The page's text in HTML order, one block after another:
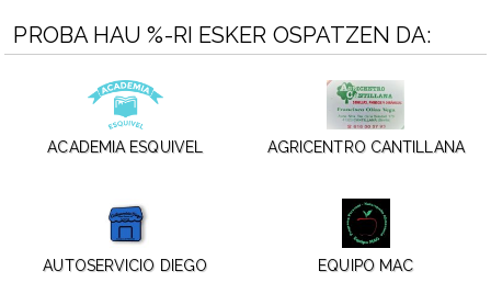
PROBA HAU %-RI ESKER OSPATZEN DA:
ACADEMIA ESQUIVEL AGRICENTRO CANTILLANA
AUTOSERVICIO DIEGO EQUIPO MAC